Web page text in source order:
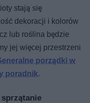
stają się
dekoracji i kolorów
lub roślina będzie
jej więcej przestrzeni
porządki w
poradnik.